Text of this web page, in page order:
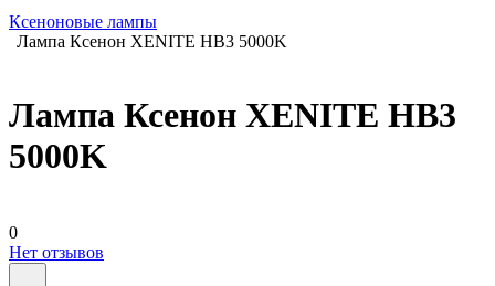
Ксеноновые лампы
Лампа Ксенон XENITE HB3 5000K
Лампа Ксенон XENITE HB3
5000K
0
Нет отзывов